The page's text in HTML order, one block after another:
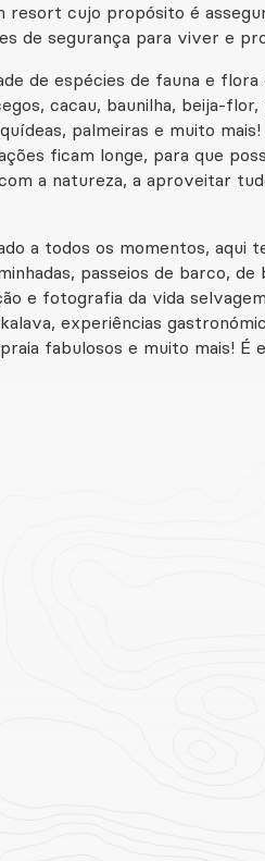
resort cujo propósito é
de segurança para viver e
de espécies de fauna e
cacau, baunilha, beija-
palmeiras e muito
ficam longe, para que
a natureza, a aproveitar
a todos os momentos, aqui
passeios de barco, de
e fotografia da vida
experiências
fabulosos e muito mais! É